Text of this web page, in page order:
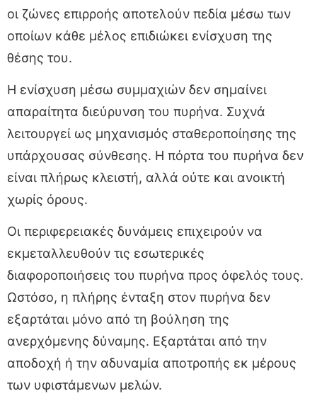
οι ζώνες επιρροής αποτελούν πεδία μέσω των
οποίων κάθε μέλος επιδιώκει ενίσχυση της
θέσης του.
Η ενίσχυση μέσω συμμαχιών δεν σημαίνει
απαραίτητα διεύρυνση του πυρήνα. Συχνά
λειτουργεί ως μηχανισμός σταθεροποίησης της
υπάρχουσας σύνθεσης. Η πόρτα του πυρήνα δεν
είναι πλήρως κλειστή, αλλά ούτε και ανοικτή
χωρίς όρους.
Οι περιφερειακές δυνάμεις επιχειρούν να
εκμεταλλευθούν τις εσωτερικές
διαφοροποιήσεις του πυρήνα προς όφελός τους.
Ωστόσο, η πλήρης ένταξη στον πυρήνα δεν
εξαρτάται μόνο από τη βούληση της
ανερχόμενης δύναμης. Εξαρτάται από την
αποδοχή ή την αδυναμία αποτροπής εκ μέρους
των υφιστάμενων μελών.